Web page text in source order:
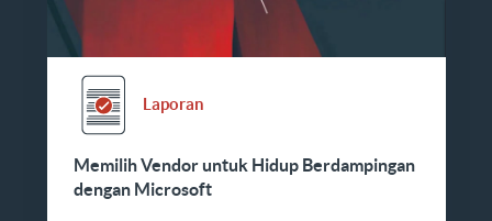
Laporan
Memilih Vendor untuk Hidup Berdampingan
dengan Microsoft